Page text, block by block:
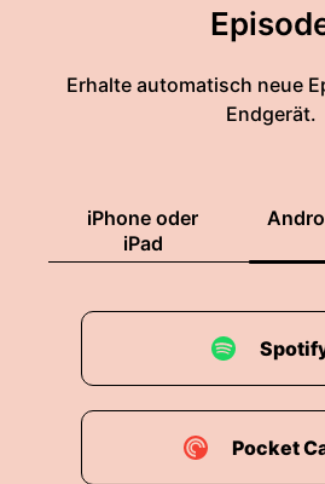
Erhalte automatisch neue
Endgerät.
iPhone oder
iPad
Pocket